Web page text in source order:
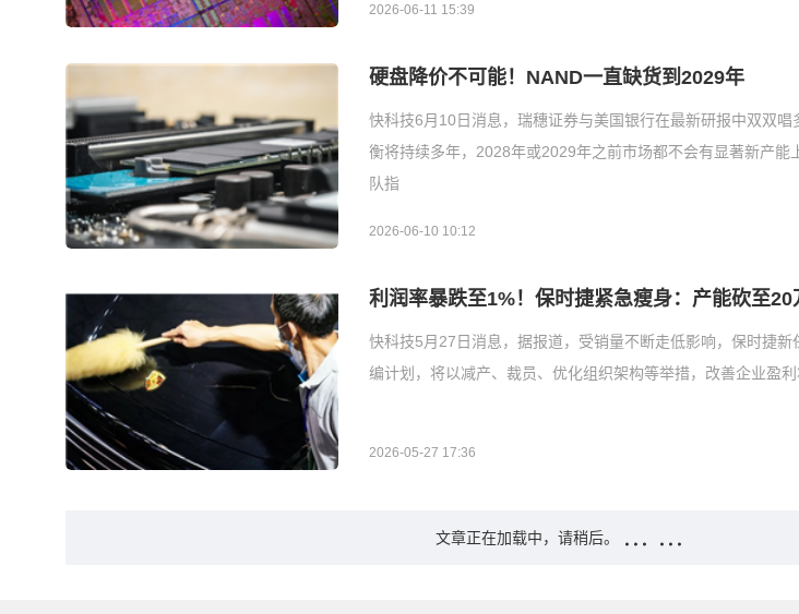
2026-06-11 15:39
硬盘降价不可能！NAND一直缺货到2029年
快科技6月10日消息，瑞穗证券与美国银行在最新研报中双双
衡将持续多年，2028年或2029年之前市场都不会有显著新产能
队指
2026-06-10 10:12
利润率暴跌至1%！保时捷紧急瘦身：产能砍至20
快科技5月27日消息，据报道，受销量不断走低影响，保时捷
编计划，将以减产、裁员、优化组织架构等举措，改善企业盈
2026-05-27 17:36
文章正在加载中，请稍后。